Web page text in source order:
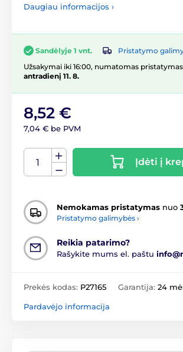
Daugiau informacijos ›
Sandėlyje 1 vnt.
Pristatymo
Užsakymai iki 16:00, numatomas
antradienį 11. 8.
8,52 €
7,04 € be PVM
Įdėti į
Nemokamas pristatymas nuo
Pristatymo galimybės ›
Reikia patarimo?
Rašykite mums el. paštu
Prekės kodas: P27165 Garantija: 24
Pardavėjo informacija